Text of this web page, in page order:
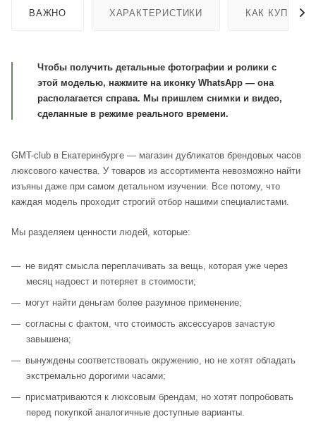
ВАЖНО ХАРАКТЕРИСТИКИ КАК КУПИТЬ
Чтобы получить детальные фотографии и ролики с
этой моделью, нажмите на иконку WhatsApp — она
располагается справа. Мы пришлем снимки и видео,
сделанные в режиме реального времени.
GMT-club в Екатеринбурге — магазин дубликатов брендовых часов
люксового качества. У товаров из ассортимента невозможно найти
изъяны даже при самом детальном изучении. Все потому, что
каждая модель проходит строгий отбор нашими специалистами.
Мы разделяем ценности людей, которые:
не видят смысла переплачивать за вещь, которая уже через
месяц надоест и потеряет в стоимости;
могут найти деньгам более разумное применение;
согласны с фактом, что стоимость аксессуаров зачастую
завышена;
вынуждены соответствовать окружению, но не хотят обладать
экстремально дорогими часами;
присматриваются к люксовым брендам, но хотят попробовать
перед покупкой аналогичные доступные варианты.